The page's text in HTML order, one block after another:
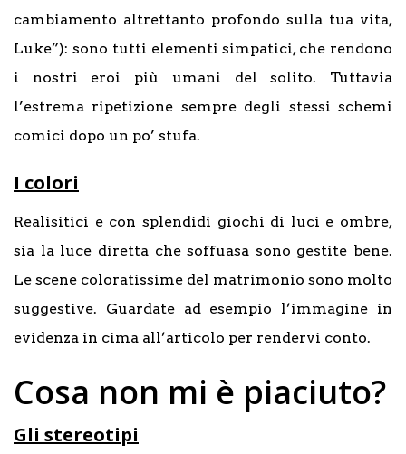
cambiamento altrettanto profondo sulla tua vita,
Luke”): sono tutti elementi simpatici, che rendono
i nostri eroi più umani del solito. Tuttavia
l’estrema ripetizione sempre degli stessi schemi
comici dopo un po’ stufa.
I colori
Realisitici e con splendidi giochi di luci e ombre,
sia la luce diretta che soffuasa sono gestite bene.
Le scene coloratissime del matrimonio sono molto
suggestive. Guardate ad esempio l’immagine in
evidenza in cima all’articolo per rendervi conto.
Cosa non mi è piaciuto?
Gli stereotipi